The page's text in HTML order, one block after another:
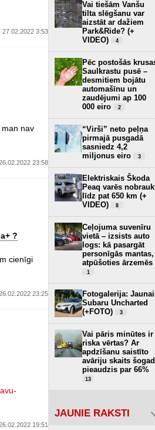
27.02.2022 3:53
nav
23:58
?
cienīgi
23:25
19:51
Vai tiešām Vanšu
tilta slēgšanu var
aizstāt ar dažiem
Park&Ride? (+
VIDEO)
4
Pēc postošās
Saulkrastu pusē –
desmitiem bojātu
automašīnu un
zaudējumi ap 100
000 eiro
2
“Virši” neto peļņa
pirmajā pusgadā
sasniedz 4,2
miljonus eiro
3
Elektriskais Škoda
Peaq varēs
līdz pat 650 km (+
VIDEO)
8
Ceļojuma suvenīru
vietā – izsists auto
logs: kā pasargāt
personīgās mantas,
atpūšoties ārzemēs
1
Fotogalerija:
Subaru Uncharted
(+FOTO)
3
Vai pāris minūtes ir
riska vērtas? Ar
apdzīšanu saistīto
avāriju skaits šogad
pieaudzis par 66%
13
JAUNIE RAKSTI